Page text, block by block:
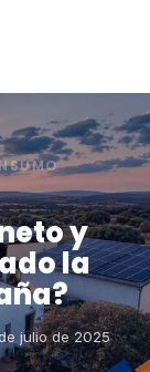
y
la
julio de 2025